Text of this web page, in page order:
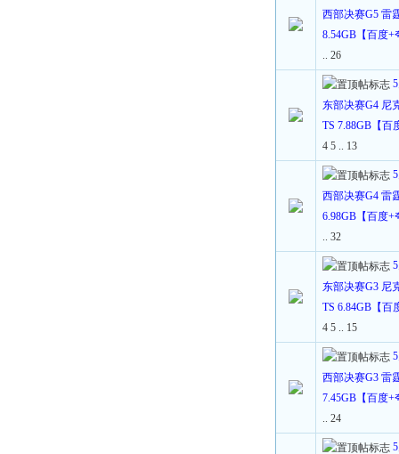
西部决赛G5 雷
8.54GB【百度+
..26
东部决赛G4 尼
TS 7.88GB【百
4 5 13
西部决赛G4 雷
6.98GB【百度+
..32
东部决赛G3 尼
TS 6.84GB【百
4 5 15
西部决赛G3 雷
7.45GB【百度+
..24